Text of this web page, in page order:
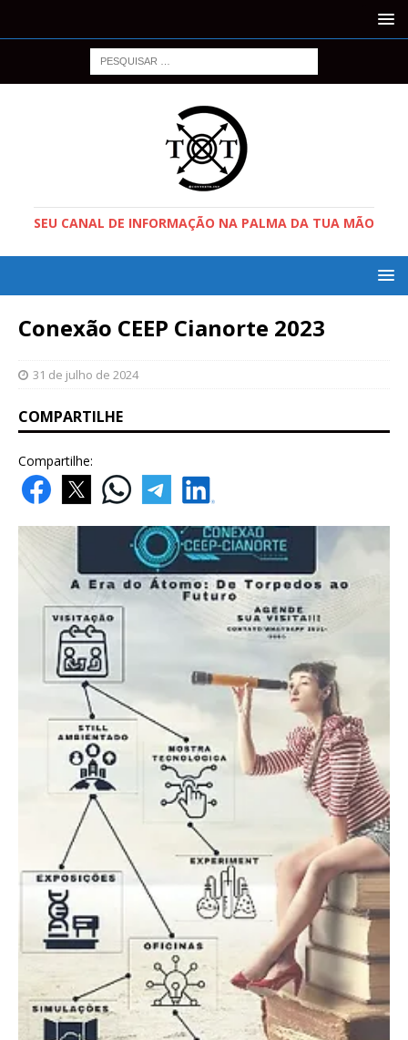
SEU CANAL DE INFORMAÇÃO NA PALMA DA TUA MÃO
Conexão CEEP Cianorte 2023
31 de julho de 2024
COMPARTILHE
Compartilhe: